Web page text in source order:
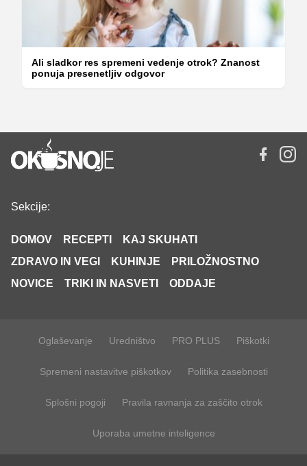
Ali sladkor res spremeni vedenje otrok? Znanost
ponuja presenetljiv odgovor
Sekcije:
DOMOV RECEPTI
KAJ SKUHATI
ZDRAVO IN VEGI
KUHINJE
PRILOŽNOSTNO
NOVICE
TRIKI IN NASVETI ODDAJE
Oglaševanje Uredništvo PRO PLUS Piškotki
Spremeni nastavitve piškotkov Politika zasebnosti
Splošni pogoji Pravila ravnanja za zaščito otrok
Uporaba umetne inteligence